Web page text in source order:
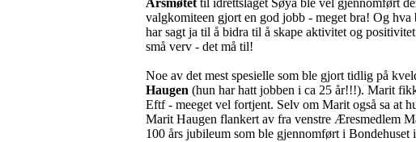
Årsmøtet til idrettslaget Søya ble vel gjennomført
valgkomiteen gjort en god jobb - meget bra! Og
har sagt ja til å bidra til å skape aktivitet og
små verv - det må til!
Noe av det mest spesielle som ble gjort tidlig på
Haugen (hun har hatt jobben i ca 25 år!!!). Marit
Eftf - meeget vel fortjent. Selv om Marit også sa at
Marit Haugen flankert av fra venstre Æresmedlem
100 års jubileum som ble gjennomført i Bondehuset